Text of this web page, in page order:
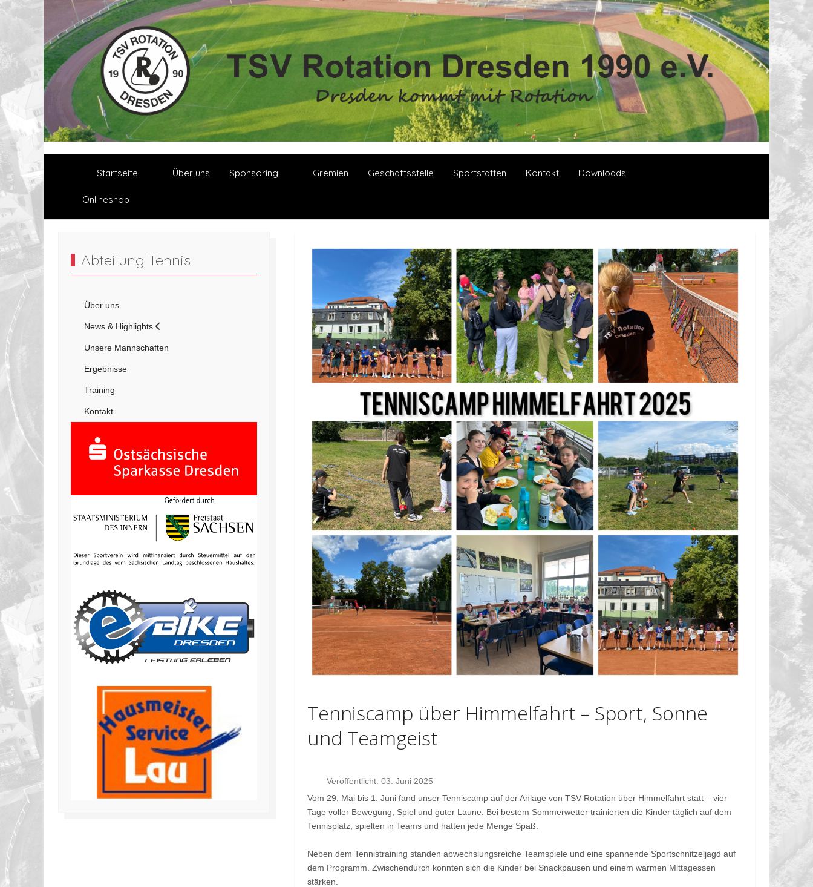
Startseite Über uns Sponsoring Gremien Geschäftsstelle Sportstätten Kontakt Downloads
Onlineshop
Abteilung Tennis
Über uns
News & Highlights
Unsere Mannschaften
Ergebnisse
Training
Kontakt
Tenniscamp über Himmelfahrt – Sport, Sonne
und Teamgeist
Veröffentlicht: 03. Juni 2025
Vom 29. Mai bis 1. Juni fand unser Tenniscamp auf der Anlage von TSV Rotation über Himmelfahrt statt – vier
Tage voller Bewegung, Spiel und guter Laune. Bei bestem Sommerwetter trainierten die Kinder täglich auf dem
Tennisplatz, spielten in Teams und hatten jede Menge Spaß.
Neben dem Tennistraining standen abwechslungsreiche Teamspiele und eine spannende Sportschnitzeljagd auf
dem Programm. Zwischendurch konnten sich die Kinder bei Snackpausen und einem warmen Mittagessen
stärken.